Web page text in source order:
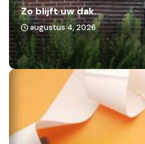
Zo blijft uw dak...
augustus 4, 2026